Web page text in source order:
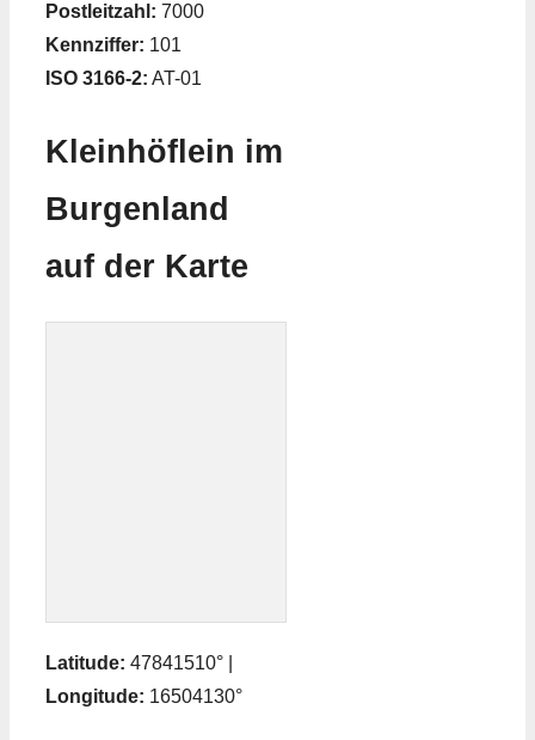
Postleitzahl: 7000
Kennziffer: 101
ISO 3166-2: AT-01
Kleinhöflein im
Burgenland
auf der Karte
Latitude: 47841510° |
Longitude: 16504130°